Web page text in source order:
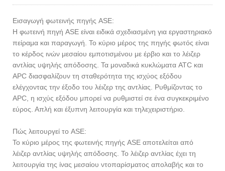
Εισαγωγή φωτεινής πηγής ASE:
Η φωτεινή πηγή ASE είναι ειδικά σχεδιασμένη για εργαστηριακό
πείραμα και παραγωγή. Το κύριο μέρος της πηγής φωτός είναι
το κέρδος ινών μεσαίου εμποτισμένου με έρβιο και το λέιζερ
αντλίας υψηλής απόδοσης. Τα μοναδικά κυκλώματα ATC και
APC διασφαλίζουν τη σταθερότητα της ισχύος εξόδου
ελέγχοντας την έξοδο του λέιζερ της αντλίας. Ρυθμίζοντας το
APC, η ισχύς εξόδου μπορεί να ρυθμιστεί σε ένα συγκεκριμένο
εύρος. Απλή και έξυπνη λειτουργία και τηλεχειριστήριο.
Πώς λειτουργεί το ASE:
Το κύριο μέρος της φωτεινής πηγής ASE αποτελείται από
λέιζερ αντλίας υψηλής απόδοσης. Το λέιζερ αντλίας έχει τη
λειτουργία της ίνας μεσαίου ντοπαρίσματος απολαβής και το